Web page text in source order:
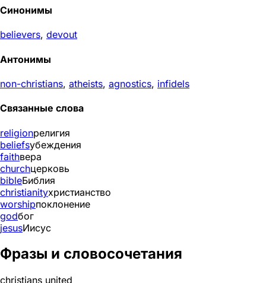
Синонимы
believers, devout
Антонимы
non-christians, atheists, agnostics, infidels
Связанные слова
religionрелигия
beliefsубеждения
faithвера
churchцерковь
bibleБиблия
christianityхристианство
worshipпоклонение
godбог
jesusИисус
Фразы и словосочетания
christians united